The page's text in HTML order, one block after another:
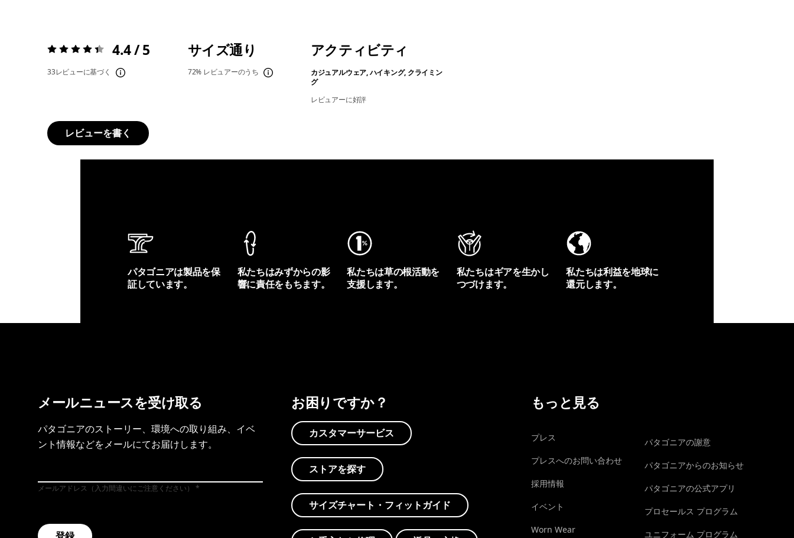
評価:4.4 / 5 4.4 / 5
33レビューに基づく
サイズ通り
72% レビュアーのうち
アクティビティ
カジュアルウェア, ハイキング, クライミン
グ
レビュアーに好評
レビューを書く
パタゴニアは製品を保
証しています。
私たちはみずからの影
響に責任をもちます。
私たちは草の根活動を
支援します。
私たちはギアを生かし
つづけます。
私たちは利益を地球に
還元します。
メールニュースを受け取る
パタゴニアのストーリー、環境への取り組み、イベ
ント情報などをメールにてお届けします。
メールアドレス（入力間違いにご注意ください）
お困りですか？
カスタマーサービス
ストアを探す
サイズチャート・フィットガイド
もっと見る
プレス
プレスへのお問い合わせ
採用情報
イベント
Worn Wear
パタゴニアの謝意
パタゴニアからのお知らせ
パタゴニアの公式アプリ
プロセールス プログラム
ユニフォーム プログラム